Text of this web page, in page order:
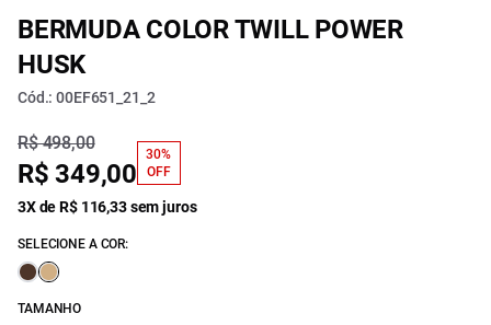
BERMUDA COLOR TWILL POWER
HUSK
Cód.: 00EF651_21_2
R$ 498,00
R$ 349,00
30%
OFF
3X de R$ 116,33 sem juros
SELECIONE A COR:
TAMANHO